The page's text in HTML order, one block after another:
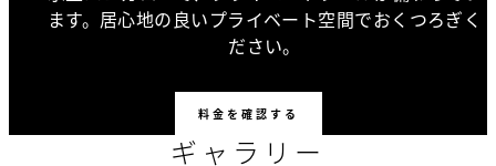
ます。居心地の良いプライベート空間でおくつろぎく
ださい。
料金を確認する
ギャラリー